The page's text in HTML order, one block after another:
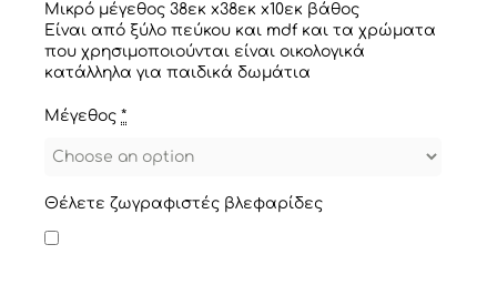
Μικρό μέγεθος 38εκ x38εκ x10εκ βάθος
Είναι από ξύλο πεύκου και mdf και τα χρώματα
που χρησιμοποιούνται είναι οικολογικά
κατάλληλα για παιδικά δωμάτια
Μέγεθος *
Θέλετε ζωγραφιστές βλεφαρίδες